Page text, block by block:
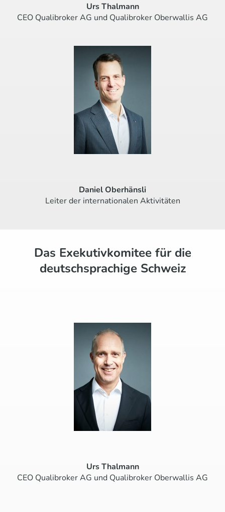
Urs Thalmann
CEO Qualibroker AG und Qualibroker Oberwallis AG
Daniel Oberhänsli
Leiter der internationalen Aktivitäten
Das Exekutivkomitee für die
deutschsprachige Schweiz
Urs Thalmann
CEO Qualibroker AG und Qualibroker Oberwallis AG